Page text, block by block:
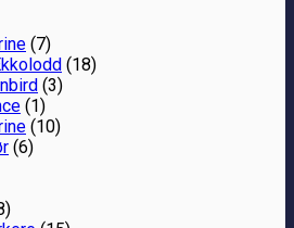
(7)
(18)
(3)
(1)
(10)
(6)